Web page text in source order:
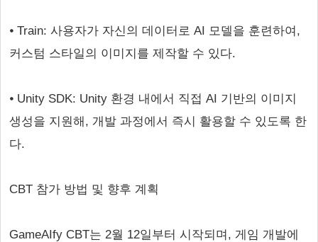
⦁ Train: 사용자가 자신의 데이터로 AI 모델을 훈련하여,
커스텀 스타일의 이미지를 제작할 수 있다.
⦁ Unity SDK: Unity 환경 내에서 직접 AI 기반의 이미지
생성을 지원해, 개발 과정에서 즉시 활용할 수 있도록 한
다.
CBT 참가 방법 및 향후 계획
GameAIfy CBT는 2월 12일부터 시작되며, 게임 개발에